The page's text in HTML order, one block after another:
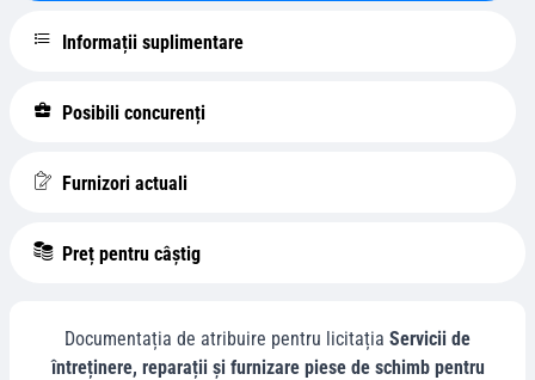
Informații suplimentare
Posibili concurenți
Furnizori actuali
Preț pentru câștig
Documentația de atribuire pentru licitația Servicii de
întreținere, reparații și furnizare piese de schimb pentru